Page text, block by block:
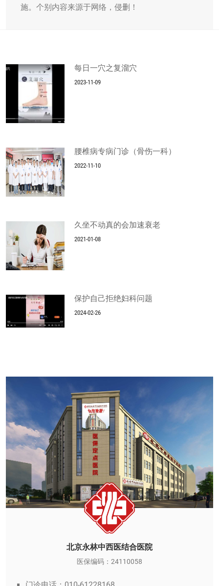
施。个别内容来源于网络，侵删！
每日一穴之复溜穴
2023-11-09
腰椎病专病门诊（骨伤一科）
2022-11-10
久坐不动真的会加速衰老
2021-01-08
保护自己拒绝妇科问题
2024-02-26
北京永林中西医结合医院
医保编码：24110058